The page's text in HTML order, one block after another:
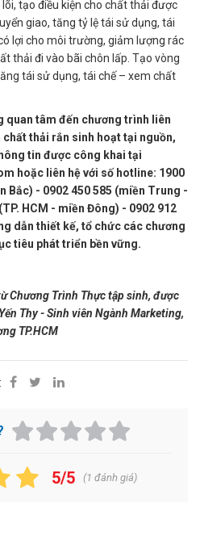
tạo điều kiện cho chất thải được
giao, tăng tỷ lệ tái sử dụng, tái
lợi cho môi trường, giảm lượng rác
thải đi vào bãi chôn lấp. Tạo vòng
tái sử dụng, tái chế – xem chất
quan tâm đến chương trình liên
thải rắn sinh hoạt tại nguồn,
tin được công khai tại
hoặc liên hệ với số hotline: 1900
Bắc) - 0902 450 585 (miền Trung -
HCM - miền Đông) - 0902 912
dẫn thiết kế, tổ chức các chương
tiêu phát triển bền vững.
Chương Trình Thực tập sinh, được
Thy - Sinh viên Ngành Marketing,
TP.HCM
5/5 (1 đánh giá)